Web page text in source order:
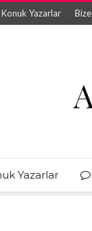
Konuk Yazarlar Bize
Yazarlar